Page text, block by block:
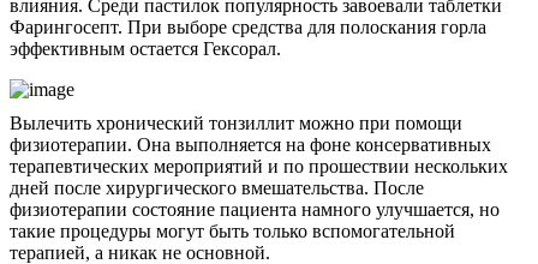
влияния. Среди пастилок популярность завоевали таблетки
Фарингосепт. При выборе средства для полоскания горла
эффективным остается Гексорал.
Вылечить хронический тонзиллит можно при помощи
физиотерапии. Она выполняется на фоне консервативных
терапевтических мероприятий и по прошествии нескольких
дней после хирургического вмешательства. После
физиотерапии состояние пациента намного улучшается, но
такие процедуры могут быть только вспомогательной
терапией, а никак не основной.